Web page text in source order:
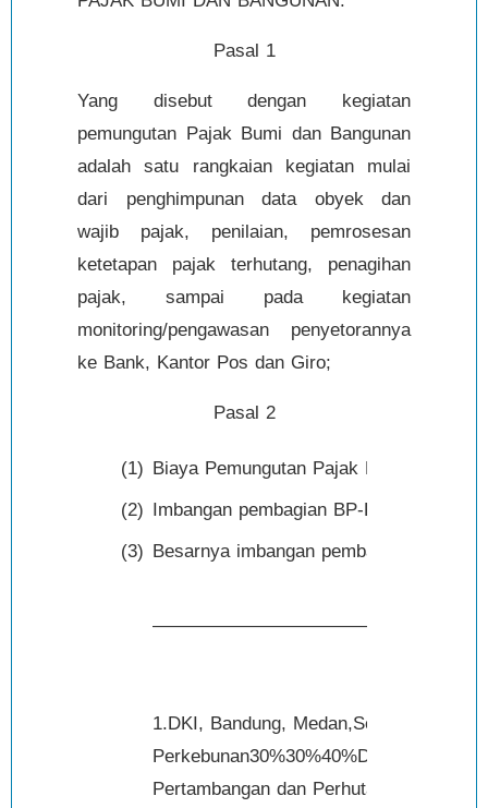
Pasal 1
Yang disebut dengan kegiatan
pemungutan Pajak Bumi dan Bangunan
adalah satu rangkaian kegiatan mulai
dari penghimpunan data obyek dan
wajib pajak, penilaian, pemrosesan
ketetapan pajak terhutang, penagihan
pajak, sampai pada kegiatan
monitoring/pengawasan penyetorannya
ke Bank, Kantor Pos dan Giro;
Pasal 2
(1) Biaya Pemungutan Pajak Bumi dan
(2) Imbangan pembagian BP-PBB
(3) Besarnya imbangan pembagian BP-
1.DKI, Bandung, Medan,Semarang,
Perkebunan30%30%40%D.
Pertambangan dan